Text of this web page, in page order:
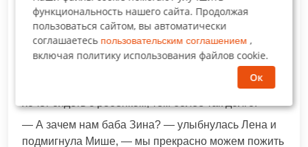
присмотреть, пока я тут валяться буду, — спросил
Андрей.
Миша, услышав это, надул губы. Было понятно,
что общество старушки его не радует. Да и по тону
Андрея было ясно, что баба Зина не очень-то
— А зачем нам баба Зина? — улыбнулась Лена и
подмигнула Мише, — мы прекрасно можем пожить
функциональность нашего сайта. Продолжая
пользоваться сайтом, вы автоматически
соглашаетесь пользовательским соглашением ,
включая политику использования файлов cookie.
Ок